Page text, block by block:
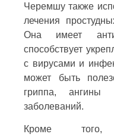
Черемшу также
лечения
Она имеет
способствует
с вирусами и
может быть
гриппа, ангины
заболеваний.
Кроме того,